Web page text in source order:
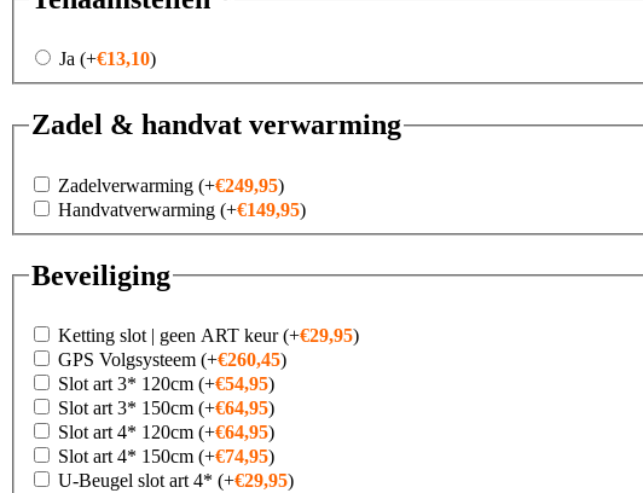
Ja (+€13,10)
Zadel & handvat verwarming
Zadelverwarming (+€249,95)
Handvatverwarming (+€149,95)
Beveiliging
Ketting slot | geen ART keur(+€29,95)
GPS Volgsysteem (+€260,45)
Slot art 3* 120cm (+€54,95)
Slot art 3* 150cm (+€64,95)
Slot art 4* 120cm (+€64,95)
Slot art 4* 150cm (+€74,95)
U-Beugel slot art 4* (+€29,95)